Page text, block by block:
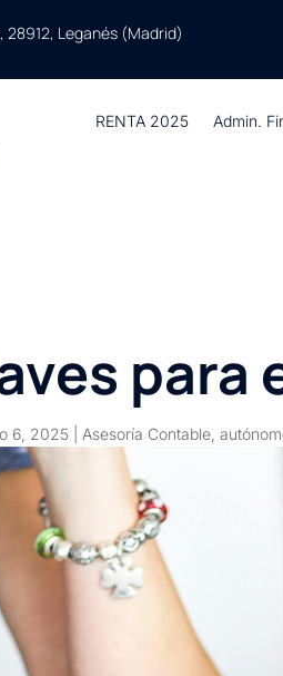
28912, Leganés (Madrid)
RENTA 2025 Admin.
6, 2025 Asesoría Contable ,